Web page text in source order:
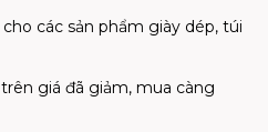
các sản phẩm giày dép, túi
giá đã giảm, mua càng